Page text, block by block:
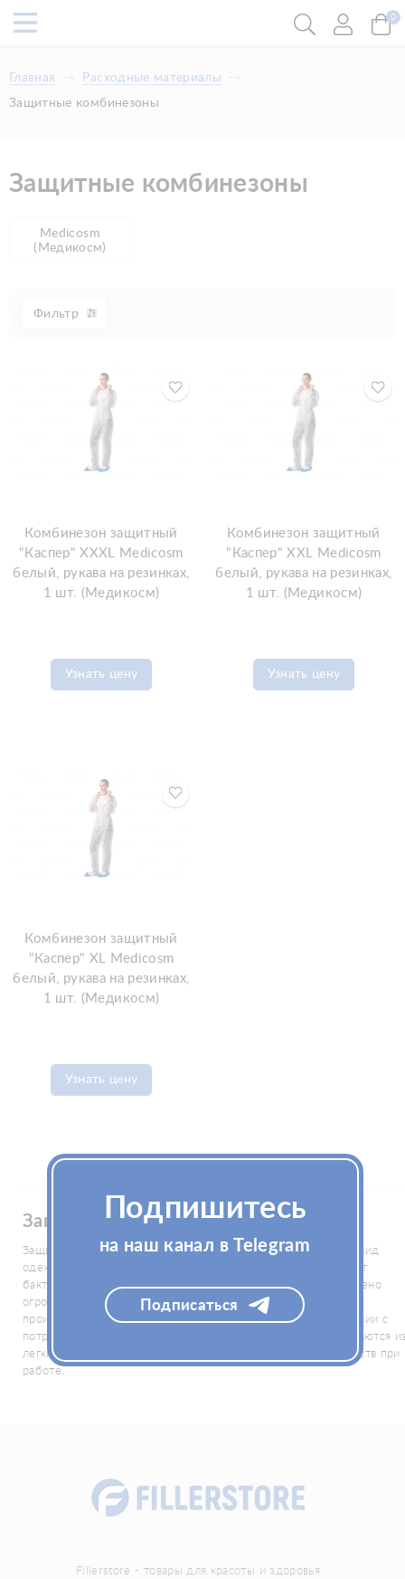
0
Главная
Расходные материалы
Защитные комбинезоны
Защитные комбинезоны
Medicosm
(Медикосм)
Фильтр
Комбинезон защитный
"Каспер" XXXL Medicosm
белый, рукава на резинках,
1 шт. (Медикосм)
Узнать цену
Комбинезон защитный
"Каспер" XXL Medicosm
белый, рукава на резинках,
1 шт. (Медикосм)
Узнать цену
Комбинезон защитный
"Каспер" XL Medicosm
белый, рукава на резинках,
1 шт. (Медикосм)
Узнать цену
Защитные комбинезоны
Защитные комбинезоны представляют собой специальный вид
одежды, предназначенный для обеспечения защиты тела от
бактерий, загрязнений, химикатов и пр. На рынке представлено
огромное разнообразие комбинезонов от различных
производителей, что дает возможность выбора в соответствии с
потребностями и сферой дейтельности. Комбинезоны создаются
легких и гибких материалов, которые не причиняют неудобств при
работе.
Fillerstore - товары для красоты и здоровья
Подпишитесь
на наш канал в Telegram
Подписаться